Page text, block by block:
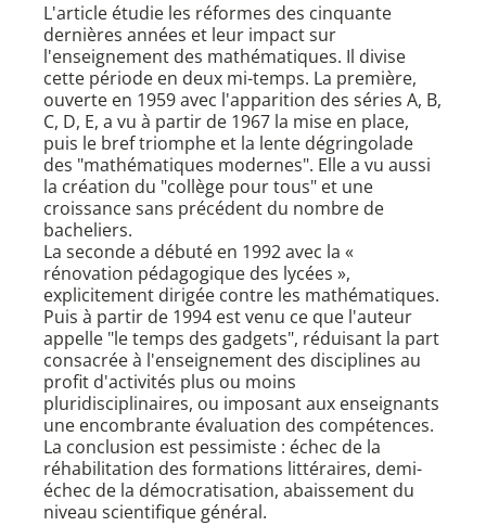
L'article étudie les réformes des cinquante
dernières années et leur impact sur
l'enseignement des mathématiques. Il divise
cette période en deux mi-temps. La première,
ouverte en 1959 avec l'apparition des séries A, B,
C, D, E, a vu à partir de 1967 la mise en place,
puis le bref triomphe et la lente dégringolade
des "mathématiques modernes". Elle a vu aussi
la création du "collège pour tous" et une
croissance sans précédent du nombre de
bacheliers.
La seconde a débuté en 1992 avec la «
rénovation pédagogique des lycées »,
explicitement dirigée contre les mathématiques.
Puis à partir de 1994 est venu ce que l'auteur
appelle "le temps des gadgets", réduisant la part
consacrée à l'enseignement des disciplines au
profit d'activités plus ou moins
pluridisciplinaires, ou imposant aux enseignants
une encombrante évaluation des compétences.
La conclusion est pessimiste : échec de la
réhabilitation des formations littéraires, demi-
échec de la démocratisation, abaissement du
niveau scientifique général.